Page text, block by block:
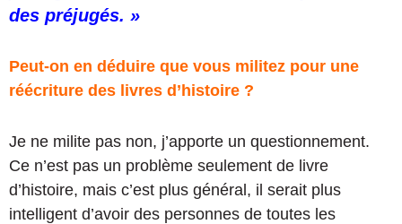
des préjugés. »
Peut-on en déduire que vous militez pour une
réécriture des livres d’histoire ?
Je ne milite pas non, j’apporte un questionnement.
Ce n’est pas un problème seulement de livre
d’histoire, mais c’est plus général, il serait plus
intelligent d’avoir des personnes de toutes les